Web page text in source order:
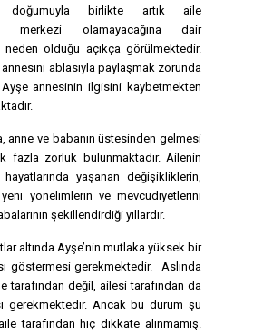
doğumuyla birlikte artık aile
merkezi olamayacağına dair
neden olduğu açıkça görülmektedir.
ablasıyla paylaşmak zorunda
Ayşe annesinin ilgisini kaybetmekten
anne ve babanın üstesinden gelmesi
fazla zorluk bulunmaktadır. Ailenin
yaşanan değişikliklerin,
yönelimlerin ve mevcudiyetlerini
şekillendirdiği yıllardır.
altında Ayşe’nin mutlaka yüksek bir
göstermesi gerekmektedir. Aslında
tarafından değil, ailesi tarafından da
gerekmektedir. Ancak bu durum şu
tarafından hiç dikkate alınmamış.